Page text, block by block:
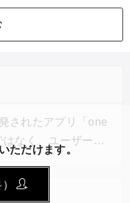
されたアプリ「one
なく、ユーザーの
アプリを設定する
間の深呼吸を促す
リの利用回数や最終
ただけます。